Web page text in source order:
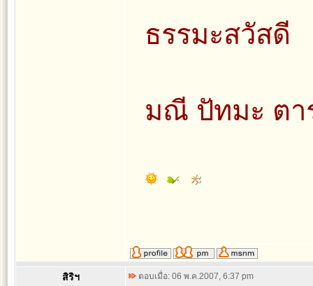
ธรรมะสวัสดี
มณี ปัทมะ ตา
สิริฯ ตอบเมื่อ: 06 พ.ค.2007, 6:37 pm